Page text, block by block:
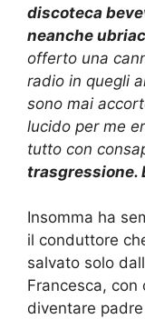
discoteca
neanche
offerto una
radio in quegli
sono mai
lucido per me
tutto con
trasgressione.
Insomma ha
il conduttore
salvato solo
Francesca, con
diventare